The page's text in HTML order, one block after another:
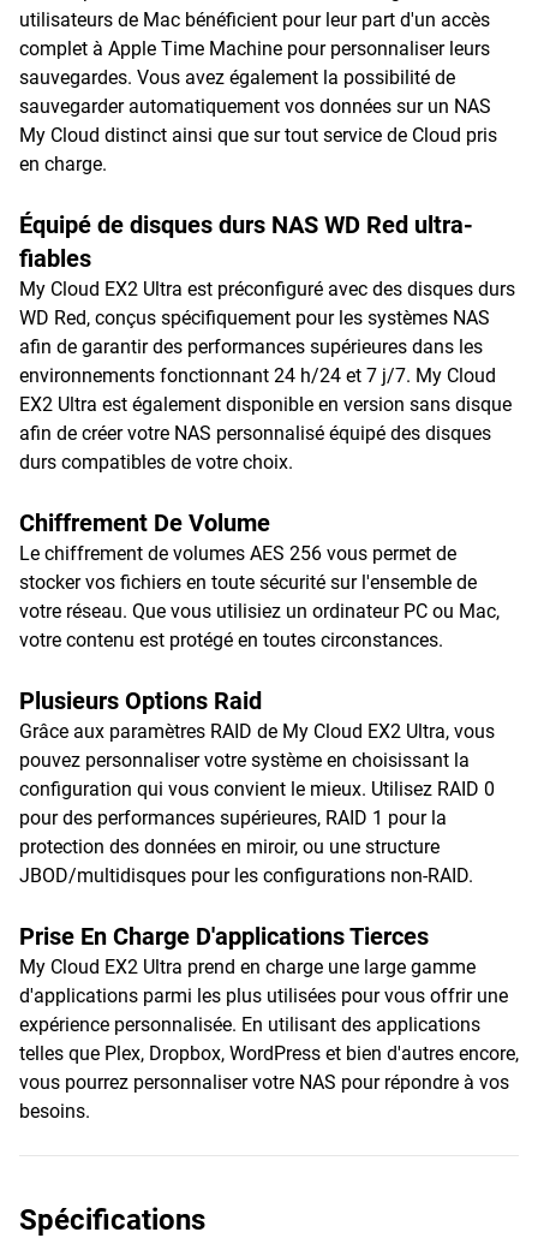
utilisateurs de Mac bénéficient pour leur part d'un accès
complet à Apple Time Machine pour personnaliser leurs
sauvegardes. Vous avez également la possibilité de
sauvegarder automatiquement vos données sur un NAS
My Cloud distinct ainsi que sur tout service de Cloud pris
en charge.
Équipé de disques durs NAS WD Red ultra-
fiables
My Cloud EX2 Ultra est préconfiguré avec des disques durs
WD Red, conçus spécifiquement pour les systèmes NAS
afin de garantir des performances supérieures dans les
environnements fonctionnant 24 h/24 et 7 j/7. My Cloud
EX2 Ultra est également disponible en version sans disque
afin de créer votre NAS personnalisé équipé des disques
durs compatibles de votre choix.
Chiffrement De Volume
Le chiffrement de volumes AES 256 vous permet de
stocker vos fichiers en toute sécurité sur l'ensemble de
votre réseau. Que vous utilisiez un ordinateur PC ou Mac,
votre contenu est protégé en toutes circonstances.
Plusieurs Options Raid
Grâce aux paramètres RAID de My Cloud EX2 Ultra, vous
pouvez personnaliser votre système en choisissant la
configuration qui vous convient le mieux. Utilisez RAID 0
pour des performances supérieures, RAID 1 pour la
protection des données en miroir, ou une structure
JBOD/multidisques pour les configurations non-RAID.
Prise En Charge D'applications Tierces
My Cloud EX2 Ultra prend en charge une large gamme
d'applications parmi les plus utilisées pour vous offrir une
expérience personnalisée. En utilisant des applications
telles que Plex, Dropbox, WordPress et bien d'autres encore,
vous pourrez personnaliser votre NAS pour répondre à vos
besoins.
Spécifications